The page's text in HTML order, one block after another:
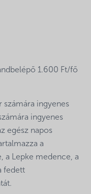
1.600 Ft/fő
számára ingyenes
ingyenes
egész napos
a
a Lepke medence, a
fedett